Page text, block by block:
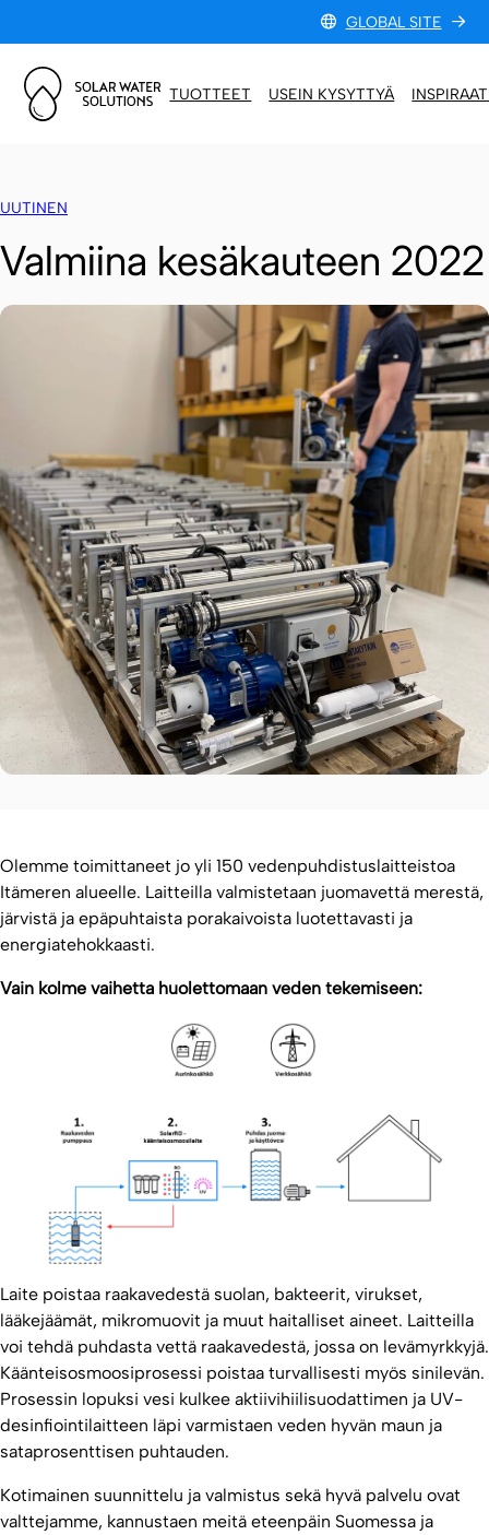
GLOBAL SITE
TUOTTEET USEIN KYSYTTYÄ
UUTINEN
Valmiina kesäkauteen 2022
Olemme toimittaneet jo yli 150 vedenpuhdistuslaitteistoa
Itämeren alueelle. Laitteilla valmistetaan juomavettä merestä,
järvistä ja epäpuhtaista porakaivoista luotettavasti ja
energiatehokkaasti.
Vain kolme vaihetta huolettomaan veden tekemiseen:
Laite poistaa raakavedestä suolan, bakteerit, virukset,
lääkejäämät, mikromuovit ja muut haitalliset aineet. Laitteilla
voi tehdä puhdasta vettä raakavedestä, jossa on levämyrkkyjä.
Käänteisosmoosiprosessi poistaa turvallisesti myös sinilevän.
Prosessin lopuksi vesi kulkee aktiivihiilisuodattimen ja UV-
desinfiointilaitteen läpi varmistaen veden hyvän maun ja
sataprosenttisen puhtauden.
Kotimainen suunnittelu ja valmistus sekä hyvä palvelu ovat
valttejamme, kannustaen meitä eteenpäin Suomessa ja